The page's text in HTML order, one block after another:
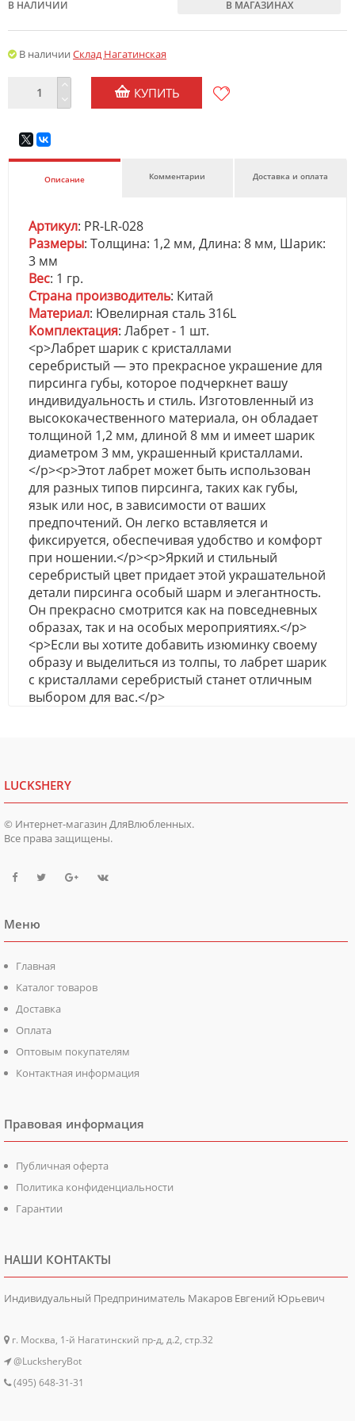
В НАЛИЧИИ В МАГАЗИНАХ
В наличии Склад Нагатинская
КУПИТЬ
Описание Комментарии Доставка и оплата
Артикул: PR-LR-028
Размеры: Толщина: 1,2 мм, Длина: 8 мм, Шарик:
3 мм
Вес: 1 гр.
Страна производитель: Китай
Материал: Ювелирная сталь 316L
Комплектация: Лабрет - 1 шт.
<p>Лабрет шарик с кристаллами
серебристый — это прекрасное украшение для
пирсинга губы, которое подчеркнет вашу
индивидуальность и стиль. Изготовленный из
высококачественного материала, он обладает
толщиной 1,2 мм, длиной 8 мм и имеет шарик
диаметром 3 мм, украшенный кристаллами.
</p><p>Этот лабрет может быть использован
для разных типов пирсинга, таких как губы,
язык или нос, в зависимости от ваших
предпочтений. Он легко вставляется и
фиксируется, обеспечивая удобство и комфорт
при ношении.</p><p>Яркий и стильный
серебристый цвет придает этой украшательной
детали пирсинга особый шарм и элегантность.
Он прекрасно смотрится как на повседневных
образах, так и на особых мероприятиях.</p>
<p>Если вы хотите добавить изюминку своему
образу и выделиться из толпы, то лабрет шарик
с кристаллами серебристый станет отличным
выбором для вас.</p>
LUCKSHERY
© Интернет-магазин ДляВлюбленных.
Все права защищены.
Меню
Главная
Каталог товаров
Доставка
Оплата
Оптовым покупателям
Контактная информация
Правовая информация
Публичная оферта
Политика конфиденциальности
Гарантии
НАШИ КОНТАКТЫ
Индивидуальный Предприниматель Макаров Евгений Юрьевич
г. Москва, 1-й Нагатинский пр-д, д.2, стр.32
@LucksheryBot
(495) 648-31-31